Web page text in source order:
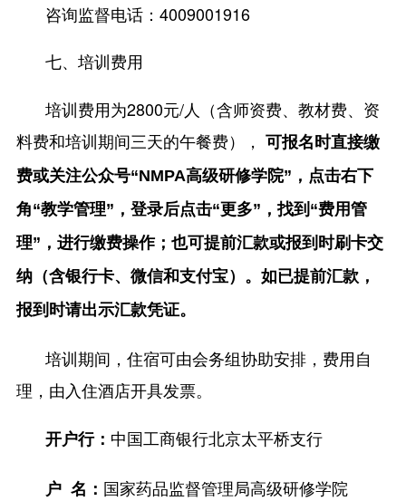
咨询监督电话：4009001916
七、培训费用
培训费用为2800元/人（含师资费、教材费、资
料费和培训期间三天的午餐费）， 可报名时直接缴
费或关注公众号“NMPA高级研修学院” ，点击右下
角“教学管理” ，登录后点击“更多” ，找到 “费用管
理” ，进行缴费操作；也可提前汇款或报到时刷卡交
纳（含银行卡、微信和支付宝）。如已提前汇款，
报到时请出示汇款凭证。
培训期间，住宿可由会务组协助安排，费用自
理，由入住酒店开具发票。
开户行： 中国工商银行北京太平桥支行
户 名： 国家药品监督管理局高级研修学院